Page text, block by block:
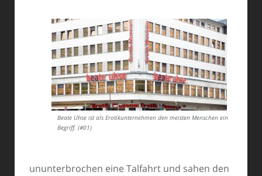
Beate Uhse ist als Erotikunternehmen den meisten Menschen ein
Begriff. (#01)
ununterbrochen eine Talfahrt und sahen den